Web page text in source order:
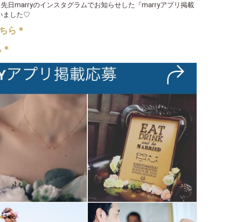
日marryのインスタグラムでお知らせした『marryアプリ掲載
ました♡
ら＊